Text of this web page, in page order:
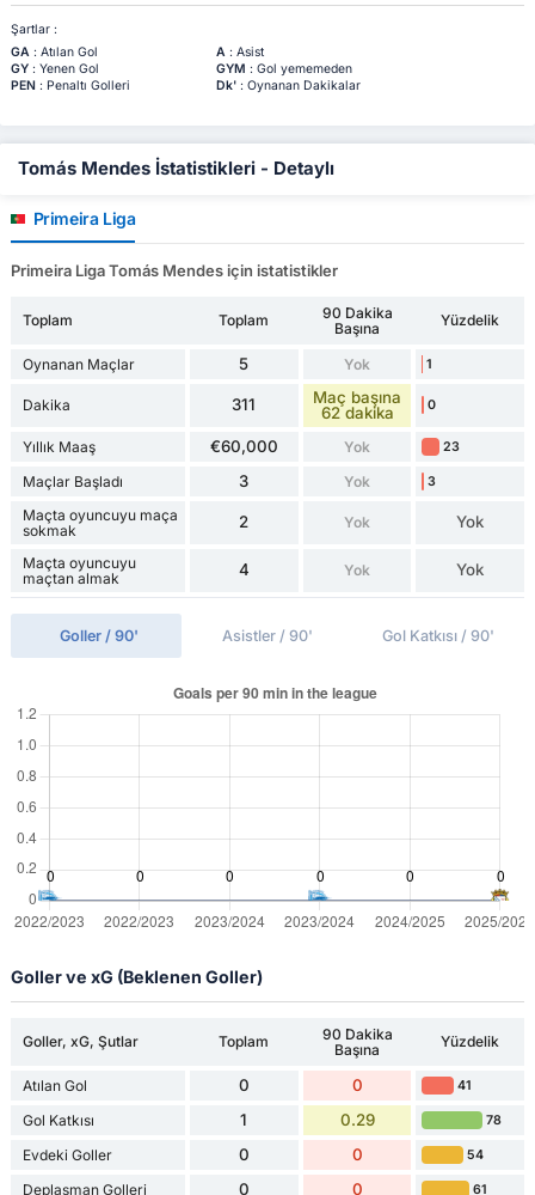
Şartlar :
GA: Atılan Gol A: Asist
GY: Yenen Gol GYM : Gol yememeden
PEN : Penaltı Golleri Dk': Oynanan Dakikalar
Tomás Mendes İstatistikleri - Detaylı
Primeira Liga
Primeira Liga Tomás Mendes için istatistikler
Toplam Toplam
90 Dakika
Başına
Yüzdelik
Oynanan Maçlar 5 Yok 1
Dakika 311
Maç başına
62 dakika
0
Yıllık Maaş €60,000 Yok 23
Maçlar Başladı 3 Yok 3
Maçta oyuncuyu maça
sokmak
2 Yok Yok
Maçta oyuncuyu
maçtan almak
4 Yok Yok
Goller / 90' Asistler / 90' Gol Katkısı / 90'
Goller ve xG (Beklenen Goller)
Goller, xG, Şutlar Toplam
90 Dakika
Başına
Yüzdelik
Atılan Gol 0 0 41
Gol Katkısı 1 0.29 78
Evdeki Goller 0 0 54
Deplasman Golleri 0 0 61